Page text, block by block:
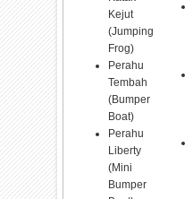
Kejut
(Jumping
Frog)
Perahu
Tembah
(Bumper
Boat)
Perahu
Liberty
(Mini
Bumper